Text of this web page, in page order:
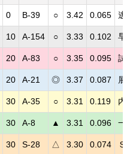
0 B-39 ○ 3.42 0.065 逃
10 A-154 ○ 3.33 0.102 早
20 A-83 ○ 3.35 0.095 試
20 A-21 ◎ 3.37 0.087 展
30 A-35 ○ 3.31 0.119 内
30 A-8 ▲ 3.31 0.096 一
30 S-28 △ 3.30 0.074 Ｓ